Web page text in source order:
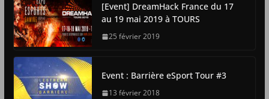
[Event] DreamHack France du 17
au 19 mai 2019 à TOURS
25 février 2019
Event : Barrière eSport Tour #3
13 février 2018